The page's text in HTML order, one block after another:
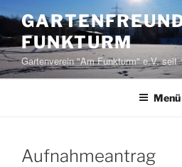
Inhalt
springenFUNKTURM
Gartenverein "Am Funkturm" e.V. seit
Menü
Aufnahmeantrag